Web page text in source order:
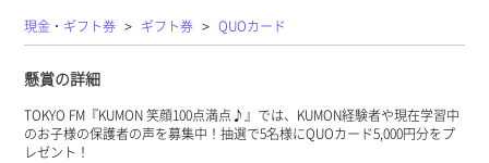
現金・ギフト券 > ギフト券 > QUOカード
懸賞の詳細
TOKYO FM『KUMON 笑顔100点満点♪』では、KUMON経験者や現在学習中
のお子様の保護者の声を募集中！抽選で5名様にQUOカード5,000円分をプ
レゼント！